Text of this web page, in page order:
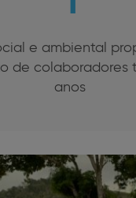
e ambiental
de colaboradores
anos